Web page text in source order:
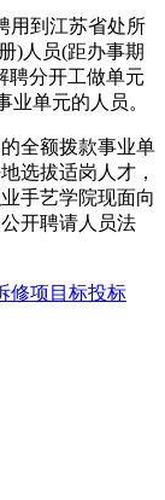
到江苏省处所
)人员(距办事期
聘分开工做单元
单元的人员。
全额拨款事业单
选拔适岗人才，
手艺学院现面向
开聘请人员法
修项目标投标